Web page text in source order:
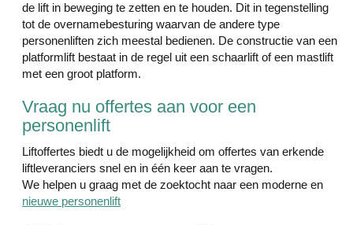
de lift in beweging te zetten en te houden. Dit in tegenstelling
tot de overnamebesturing waarvan de andere type
personenliften zich meestal bedienen. De constructie van een
platformlift bestaat in de regel uit een schaarlift of een mastlift
met een groot platform.
Vraag nu offertes aan voor een
personenlift
Liftoffertes biedt u de mogelijkheid om offertes van erkende
liftleveranciers snel en in één keer aan te vragen.
We helpen u graag met de zoektocht naar een moderne en
nieuwe personenlift